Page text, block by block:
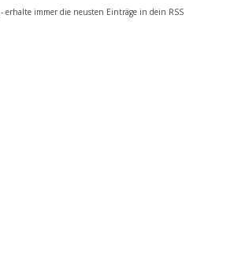
- erhalte immer die neusten Einträge in dein RSS